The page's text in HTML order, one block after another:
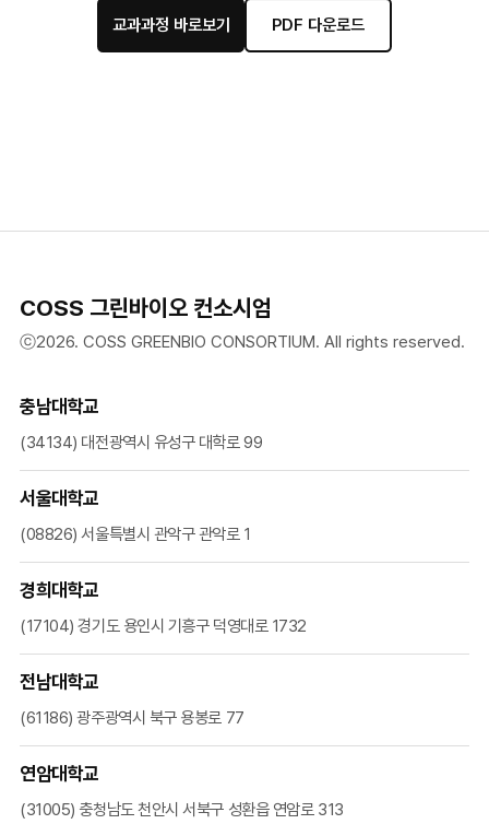
교과과정 바로보기 PDF 다운로드
COSS 그린바이오 컨소시엄
ⓒ2026. COSS GREENBIO CONSORTIUM. All rights reserved.
충남대학교
(34134) 대전광역시 유성구 대학로 99
서울대학교
(08826) 서울특별시 관악구 관악로 1
경희대학교
(17104) 경기도 용인시 기흥구 덕영대로 1732
전남대학교
(61186) 광주광역시 북구 용봉로 77
연암대학교
(31005) 충청남도 천안시 서북구 성환읍 연암로 313